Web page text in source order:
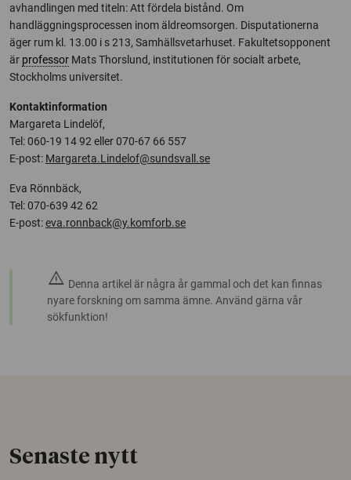
avhandlingen med titeln: Att fördela bistånd. Om
handläggningsprocessen inom äldreomsorgen. Disputationerna
äger rum kl. 13.00 i s 213, Samhällsvetarhuset. Fakultetsopponent
är professor Mats Thorslund, institutionen för socialt arbete,
Stockholms universitet.
Kontaktinformation
Margareta Lindelöf,
Tel: 060-19 14 92 eller 070-67 66 557
E-post: Margareta.Lindelof@sundsvall.se
Eva Rönnbäck,
Tel: 070-639 42 62
E-post:eva.ronnback@y.komforb.se
warning Denna artikel är några år gammal och det kan finnas
nyare forskning om samma ämne. Använd gärna vår
sökfunktion!
Senaste nytt